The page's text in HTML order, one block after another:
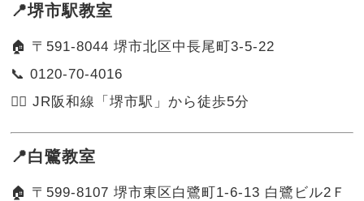
📍堺市駅教室
🏠 〒591-8044 堺市北区中長尾町3-5-22
📞 0120-70-4016
🚶‍♂️ JR阪和線「堺市駅」から徒歩5分
📍白鷺教室
🏠 〒599-8107 堺市東区白鷺町1-6-13 白鷺ビル2Ｆ